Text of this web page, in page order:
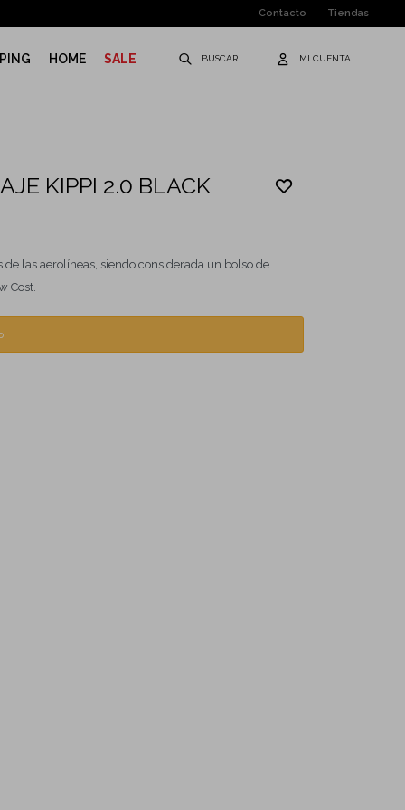
HOME SALE
Contacto Tiendas
KIPPI 2.0 BLACK
las aerolíneas, siendo considerada un bolso de
Cost.